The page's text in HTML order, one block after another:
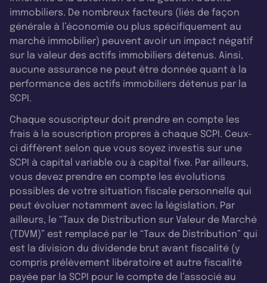
immobiliers. De nombreux facteurs (liés de façon
générale à l’économie ou plus spécifiquement au
marché immobilier) peuvent avoir un impact négatif
sur la valeur des actifs immobiliers détenus. Ainsi,
aucune assurance ne peut être donnée quant à la
performance des actifs immobiliers détenus par la
SCPI.
Chaque souscripteur doit prendre en compte les
frais à la souscription propres à chaque SCPI. Ceux-
ci diffèrent selon que vous soyez investis sur une
SCPI à capital variable ou à capital fixe. Par ailleurs,
vous devez prendre en compte les évolutions
possibles de votre situation fiscale personnelle qui
peut évoluer notamment avec la législation. Par
ailleurs, le “Taux de Distribution sur Valeur de Marché
(TDVM)” est remplacé par le “Taux de Distribution” qui
est la division du dividende brut avant fiscalité (y
compris prélèvement libératoire et autre fiscalité
payée par la SCPI pour le compte de l’associé au